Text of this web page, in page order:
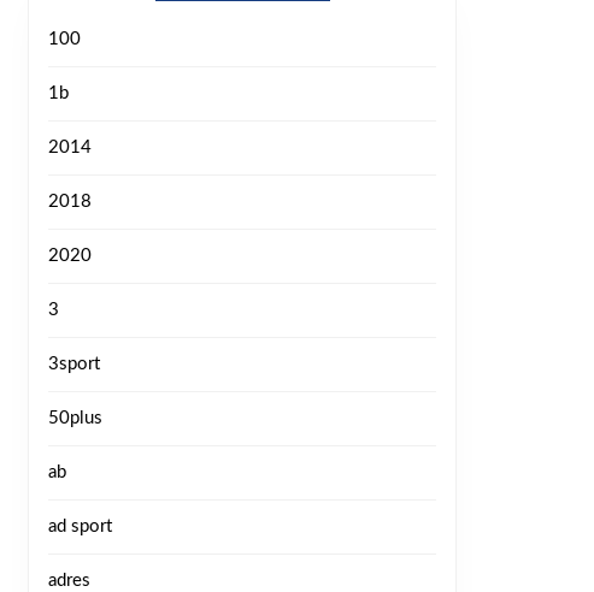
100
1b
2014
2018
2020
3
3sport
50plus
ab
ad sport
adres